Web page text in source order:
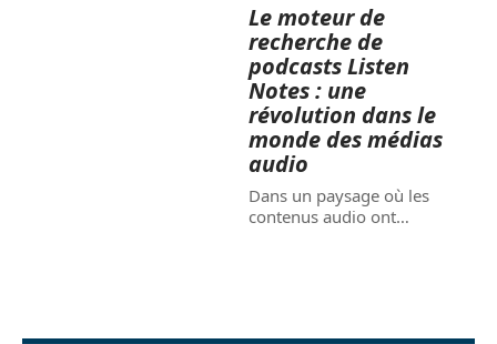
Le moteur de
recherche de
podcasts Listen
Notes : une
révolution dans le
monde des médias
audio
Dans un paysage où les
contenus audio ont…